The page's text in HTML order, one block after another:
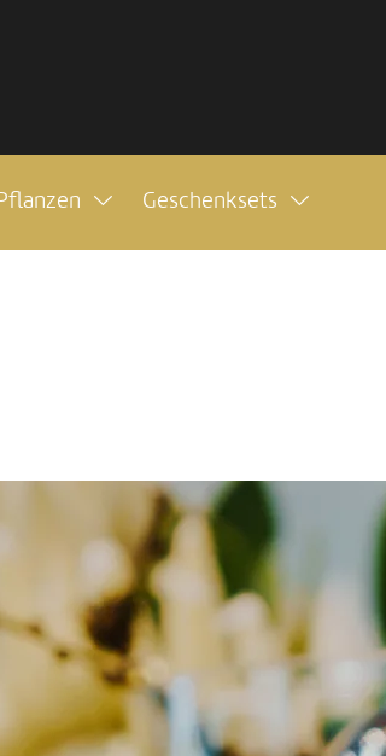
Geschenksets